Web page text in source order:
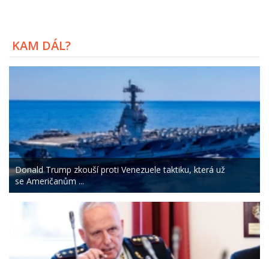
KAM DÁL?
Donald Trump zkouší proti Venezuele taktiku, která už
se Američanům ...